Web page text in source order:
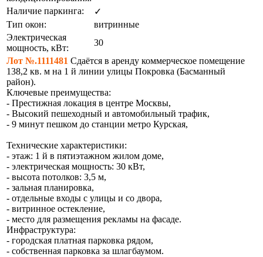
Наличие паркинга:
✓
Тип окон:
витринные
Электрическая
мощность, кВт:
30
Лот №.1111481 Сдаётся в аренду коммерческое помещение
138,2 кв. м на 1 й линии улицы Покровка (Басманный
район).
Ключевые преимущества:
- Престижная локация в центре Москвы,
- Высокий пешеходный и автомобильный трафик,
- 9 минут пешком до станции метро Курская,
Технические характеристики:
- этаж: 1 й в пятиэтажном жилом доме,
- электрическая мощность: 30 кВт,
- высота потолков: 3,5 м,
- зальная планировка,
- отдельные входы с улицы и со двора,
- витринное остекление,
- место для размещения рекламы на фасаде.
Инфраструктура:
- городская платная парковка рядом,
- собственная парковка за шлагбаумом.